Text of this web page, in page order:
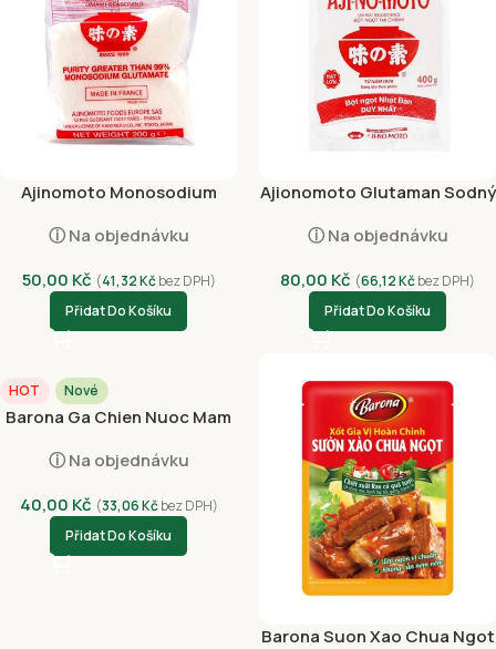
Ajinomoto Monosodium
ⓘ Na objednávku
50,00 Kč (41,32Kčbez DPH)
Přidat Do Košíku
Ajionomoto Glutaman Sodný
ⓘ Na objednávku
80,00 Kč (66,12Kčbez DPH)
Přidat Do Košíku
HOT Nové
Barona Ga Chien Nuoc Mam
ⓘ Na objednávku
40,00 Kč (33,06Kčbez DPH)
Přidat Do Košíku
Barona Suon Xao Chua Ngot